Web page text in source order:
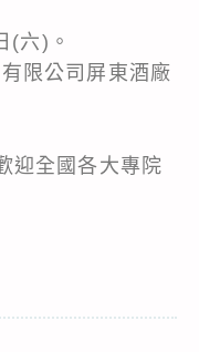
(六)。
限公司屏東酒廠
迎全國各大專院